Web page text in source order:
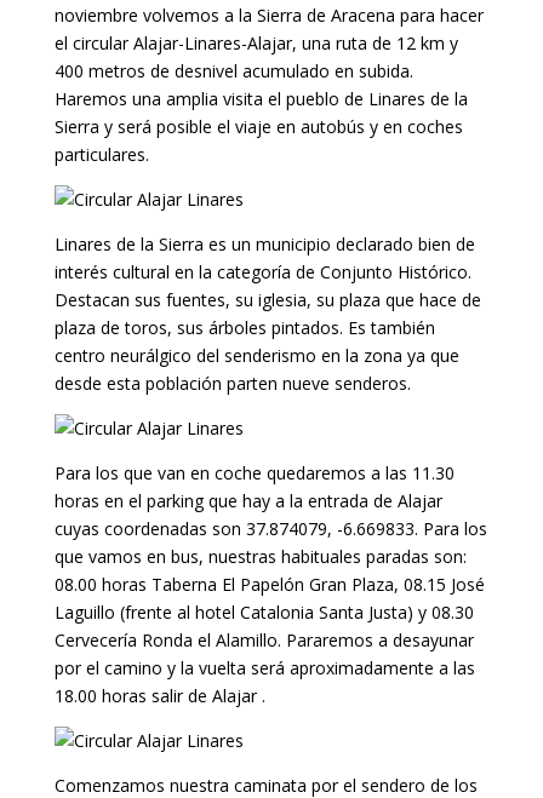
noviembre volvemos a la Sierra de Aracena para hacer
el circular Alajar-Linares-Alajar, una ruta de 12 km y
400 metros de desnivel acumulado en subida.
Haremos una amplia visita el pueblo de Linares de la
Sierra y será posible el viaje en autobús y en coches
particulares.
Linares de la Sierra es un municipio declarado bien de
interés cultural en la categoría de Conjunto Histórico.
Destacan sus fuentes, su iglesia, su plaza que hace de
plaza de toros, sus árboles pintados. Es también
centro neurálgico del senderismo en la zona ya que
desde esta población parten nueve senderos.
Para los que van en coche quedaremos a las 11.30
horas en el parking que hay a la entrada de Alajar
cuyas coordenadas son 37.874079, -6.669833. Para los
que vamos en bus, nuestras habituales paradas son:
08.00 horas Taberna El Papelón Gran Plaza, 08.15 José
Laguillo (frente al hotel Catalonia Santa Justa) y 08.30
Cervecería Ronda el Alamillo. Pararemos a desayunar
por el camino y la vuelta será aproximadamente a las
18.00 horas salir de Alajar .
Comenzamos nuestra caminata por el sendero de los